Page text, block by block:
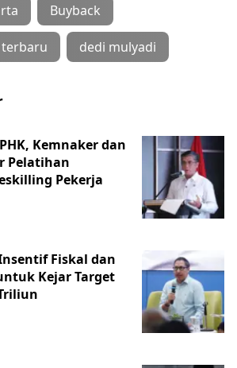
Buyback
dedi mulyadi
Kemnaker dan
Pelatihan
Pekerja
Fiskal dan
Kejar Target